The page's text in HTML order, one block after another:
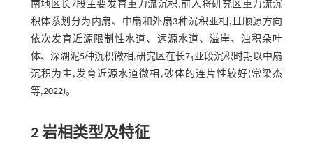
南地区长7段主要发育重力流沉积,前人将研究区重力流沉
积体系划分为内扇、中扇和外扇3种沉积亚相,且顺源方向
依次发育近源限制性水道、远源水道、溢岸、浊积朵叶
体、深湖泥5种沉积微相,研究区在长71亚段沉积时期以中扇
沉积为主,发育近源水道微相,砂体的连片性较好(常梁杰
等,2022)。
2 岩相类型及特征